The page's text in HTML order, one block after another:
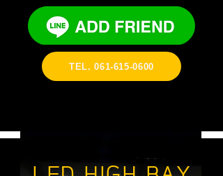
TEL. 061-615-0600